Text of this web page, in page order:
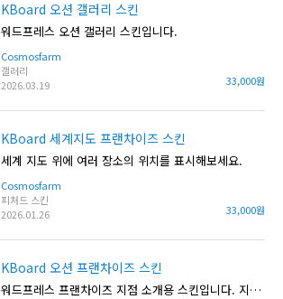
KBoard 오션 갤러리 스킨
워드프레스 오션 갤러리 스킨입니다.
Cosmosfarm
갤러리
2026.03.19
33,000원
KBoard 세계지도 프랜차이즈 스킨
세계 지도 위에 여러 장소의 위치를 표시해보세요.
Cosmosfarm
피처드 스킨
2026.01.26
33,000원
KBoard 오션 프랜차이즈 스킨
워드프레스 프랜차이즈 지점 소개용 스킨입니다. 지도위에 지점을 표시 해줍니다.